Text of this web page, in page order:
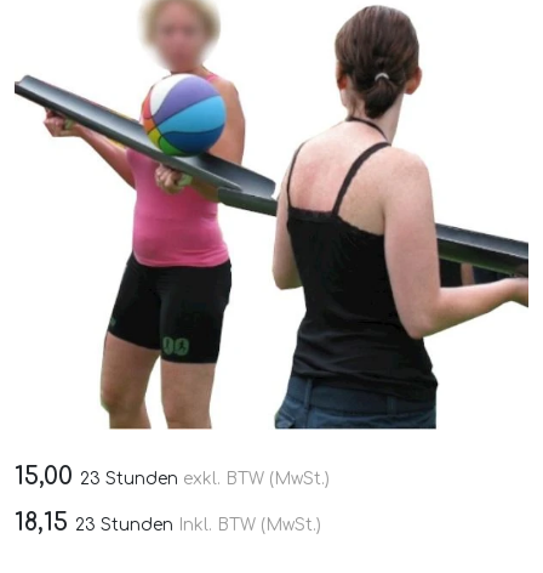
15,00 23 Stunden exkl. BTW (MwSt.)
18,15 23 Stunden Inkl. BTW (MwSt.)